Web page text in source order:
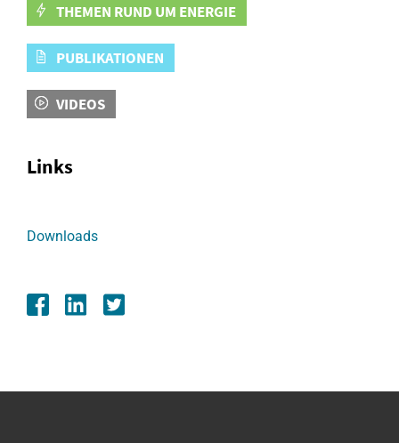
THEMEN RUND UM ENERGIE
PUBLIKATIONEN
VIDEOS
Links
Downloads